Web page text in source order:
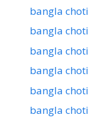
bangla
bangla
bangla
bangla
bangla
bangla